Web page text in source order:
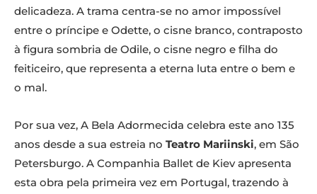
delicadeza. A trama centra-se no amor impossível
entre o príncipe e Odette, o cisne branco, contraposto
à figura sombria de Odile, o cisne negro e filha do
feiticeiro, que representa a eterna luta entre o bem e
o mal.
Por sua vez, A Bela Adormecida celebra este ano 135
anos desde a sua estreia no Teatro Mariinski, em São
Petersburgo. A Companhia Ballet de Kiev apresenta
esta obra pela primeira vez em Portugal, trazendo à